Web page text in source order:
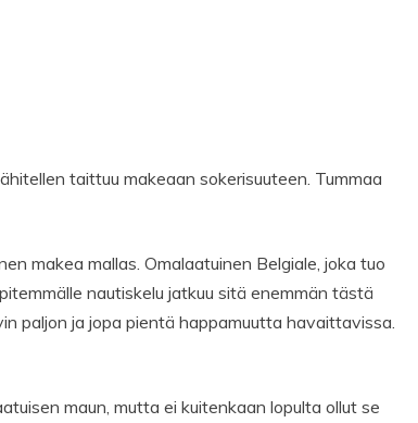
taittuu makeaan sokerisuuteen. Tummaa
makea mallas. Omalaatuinen Belgiale, joka tuo
nautiskelu jatkuu sitä enemmän tästä
paljon ja jopa pientä happamuutta havaittavissa.
maun, mutta ei kuitenkaan lopulta ollut se